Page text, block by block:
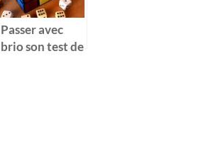
Passer avec
brio son test de